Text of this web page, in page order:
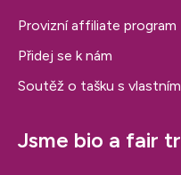
Provizní affiliate program
Přidej se k nám
Soutěž o tašku s
Jsme bio a fair